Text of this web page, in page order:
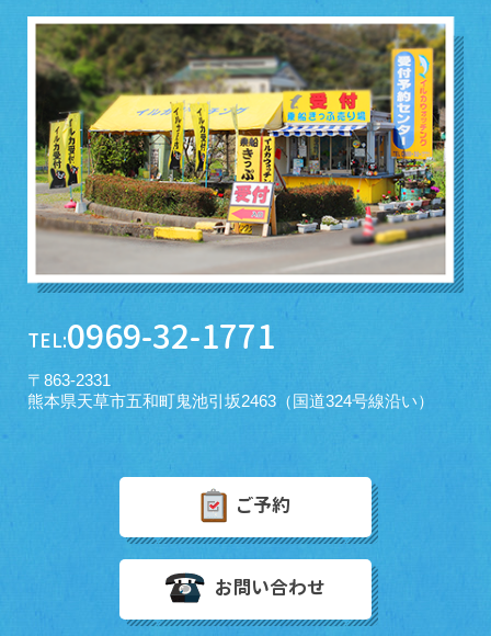
TEL:0969-32-1771
〒863-2331
熊本県天草市五和町鬼池引坂2463（国道324号線沿い）
ご予約
お問い合わせ